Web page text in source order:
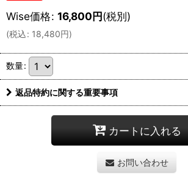
Wise価格: 16,800円(税別)
(税込: 18,480円)
数量:
返品特約に関する重要事項
カートに入れる
お問い合わせ